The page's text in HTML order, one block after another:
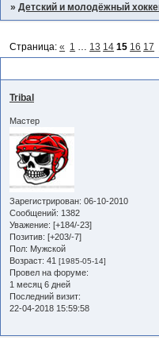
»Детский и молодёжный
Страница:« 1 … 13 14 15 16 17
Tribal
Мастер
Зарегистрирован: 06-10-2010
Сообщений: 1382
Уважение: [+184/-23]
Позитив: [+203/-7]
Пол: Мужской
Возраст: 41 [1985-05-14]
Провел на форуме:
1 месяц 6 дней
Последний визит:
22-04-2018 15:59:58